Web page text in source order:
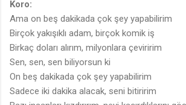
Koro:
Ama on beş dakikada çok şey yapabilirim
Birçok yakışıklı adam, birçok komik iş
Birkaç doları alırım, milyonlara çeviririm
Sen, sen, sen biliyorsun ki
On beş dakikada çok şey yapabilirim
Sadece iki dakika alacak, seni bitiririm